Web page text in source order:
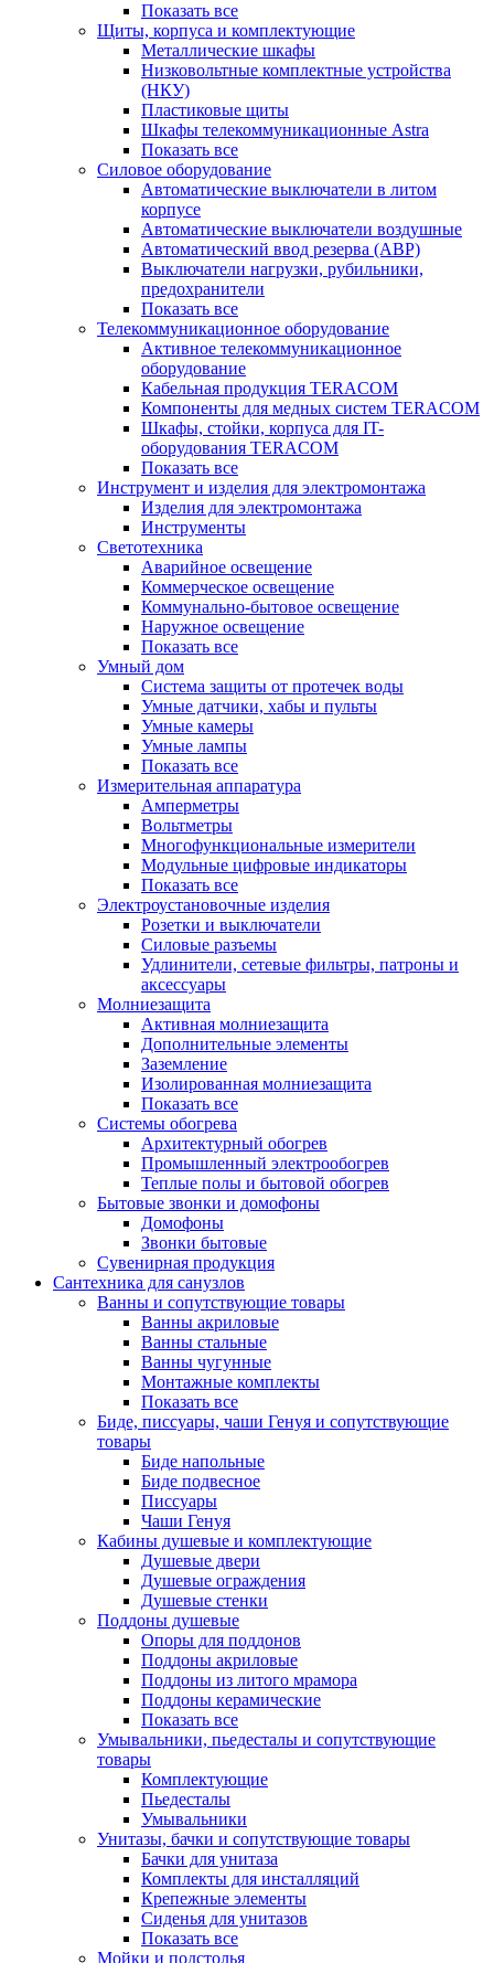
Показать все
Щиты, корпуса и комплектующие
Металлические шкафы
Низковольтные комплектные устройства
(НКУ)
Пластиковые щиты
Шкафы телекоммуникационные Astra
Показать все
Силовое оборудование
Автоматические выключатели в литом
корпусе
Автоматические выключатели воздушные
Автоматический ввод резерва (АВР)
Выключатели нагрузки, рубильники,
предохранители
Показать все
Телекоммуникационное оборудование
Активное телекоммуникационное
оборудование
Кабельная продукция TERACOM
Компоненты для медных систем TERACOM
Шкафы, стойки, корпуса для IT-
оборудования TERACOM
Показать все
Инструмент и изделия для электромонтажа
Изделия для электромонтажа
Инструменты
Светотехника
Аварийное освещение
Коммерческое освещение
Коммунально-бытовое освещение
Наружное освещение
Показать все
Умный дом
Система защиты от протечек воды
Умные датчики, хабы и пульты
Умные камеры
Умные лампы
Показать все
Измерительная аппаратура
Амперметры
Вольтметры
Многофункциональные измерители
Модульные цифровые индикаторы
Показать все
Электроустановочные изделия
Розетки и выключатели
Силовые разъемы
Удлинители, сетевые фильтры, патроны и
аксессуары
Молниезащита
Активная молниезащита
Дополнительные элементы
Заземление
Изолированная молниезащита
Показать все
Системы обогрева
Архитектурный обогрев
Промышленный электрообогрев
Теплые полы и бытовой обогрев
Бытовые звонки и домофоны
Домофоны
Звонки бытовые
Сувенирная продукция
Сантехника для санузлов
Ванны и сопутствующие товары
Ванны акриловые
Ванны стальные
Ванны чугунные
Монтажные комплекты
Показать все
Биде, писсуары, чаши Генуя и сопутствующие
товары
Биде напольные
Биде подвесное
Писсуары
Чаши Генуя
Кабины душевые и комплектующие
Душевые двери
Душевые ограждения
Душевые стенки
Поддоны душевые
Опоры для поддонов
Поддоны акриловые
Поддоны из литого мрамора
Поддоны керамические
Показать все
Умывальники, пьедесталы и сопутствующие
товары
Комплектующие
Пьедесталы
Умывальники
Унитазы, бачки и сопутствующие товары
Бачки для унитаза
Комплекты для инсталляций
Крепежные элементы
Сиденья для унитазов
Показать все
Мойки и подстолья